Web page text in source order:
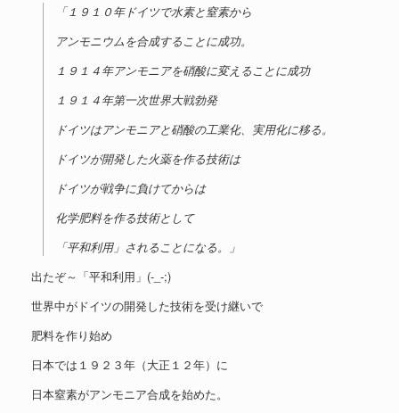
「１９１０年ドイツで水素と窒素から
アンモニウムを合成することに成功。
１９１４年アンモニアを硝酸に変えることに成功
１９１４年第一次世界大戦勃発
ドイツはアンモニアと硝酸の工業化、実用化に移る。
ドイツが開発した火薬を作る技術は
ドイツが戦争に負けてからは
化学肥料を作る技術として
「平和利用」されることになる。」
出たぞ～「平和利用」(-_-;)
世界中がドイツの開発した技術を受け継いで
肥料を作り始め
日本では１９２３年（大正１２年）に
日本窒素がアンモニア合成を始めた。